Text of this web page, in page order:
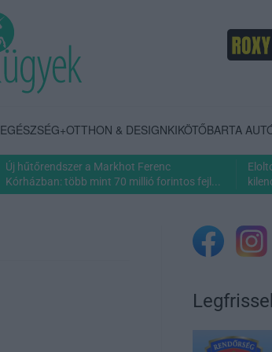
EGÉSZSÉG+OTTHON & DESIGNKIKÖTŐBARTA
Új hűtőrendszer a Markhot Ferenc
Kórházban: több mint 70 millió forintos fejl...